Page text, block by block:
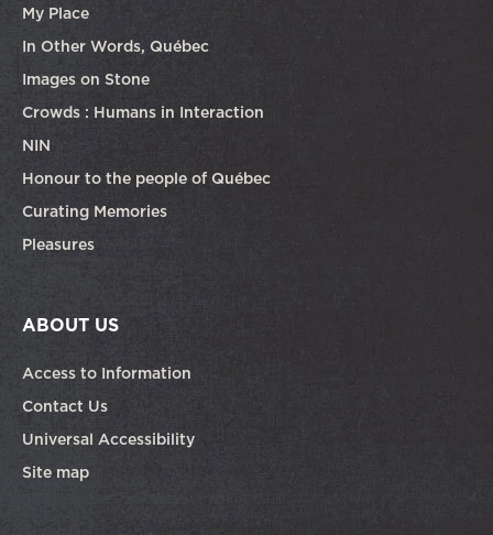
My Place
In Other Words, Québec
Images on Stone
Crowds : Humans in Interaction
NIN
Honour to the people of Québec
Curating Memories
Pleasures
ABOUT US
Access to Information
Contact Us
Universal Accessibility
Site map